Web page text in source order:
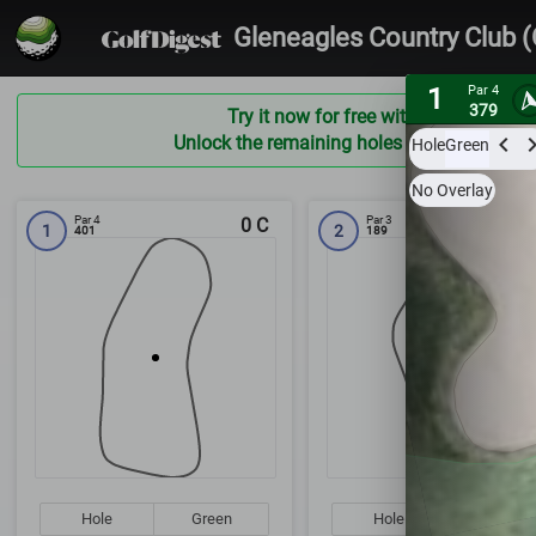
Gleneagles Country Club
Try it now for free with a preview of
Unlock the remaining holes and ALL
1
Par 4
401
0 C
Hole Green
2
Par 3
189
Hole
1 Par 4
379
HoleGreen
No Overlay